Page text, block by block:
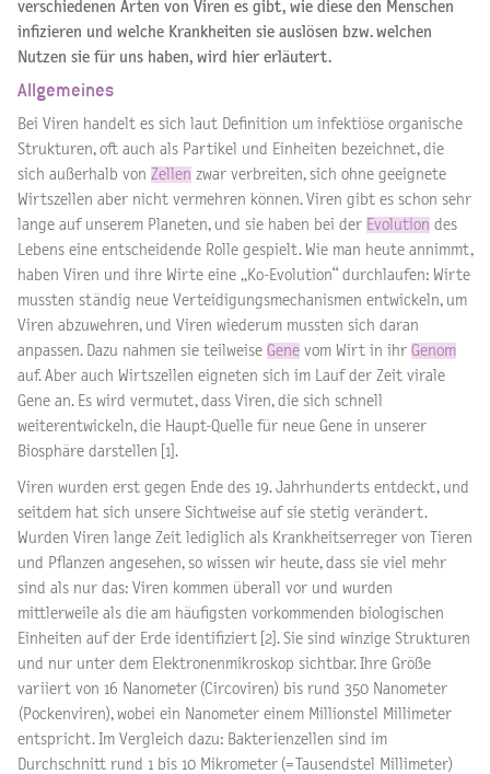
verschiedenen Arten von Viren es gibt, wie diese den Menschen
infizieren und welche Krankheiten sie auslösen bzw. welchen
Nutzen sie für uns haben, wird hier erläutert.
Allgemeines
Bei Viren handelt es sich laut Definition um infektiöse organische
Strukturen, oft auch als Partikel und Einheiten bezeichnet, die
sich außerhalb von Zellen zwar verbreiten, sich ohne geeignete
Wirtszellen aber nicht vermehren können. Viren gibt es schon sehr
lange auf unserem Planeten, und sie haben bei der Evolution des
Lebens eine entscheidende Rolle gespielt. Wie man heute annimmt,
haben Viren und ihre Wirte eine „Ko-Evolution“ durchlaufen: Wirte
mussten ständig neue Verteidigungsmechanismen entwickeln, um
Viren abzuwehren, und Viren wiederum mussten sich daran
anpassen. Dazu nahmen sie teilweise Gene vom Wirt in ihr Genom
auf. Aber auch Wirtszellen eigneten sich im Lauf der Zeit virale
Gene an. Es wird vermutet, dass Viren, die sich schnell
weiterentwickeln, die Haupt-Quelle für neue Gene in unserer
Biosphäre darstellen [1].
Viren wurden erst gegen Ende des 19. Jahrhunderts entdeckt, und
seitdem hat sich unsere Sichtweise auf sie stetig verändert.
Wurden Viren lange Zeit lediglich als Krankheitserreger von Tieren
und Pflanzen angesehen, so wissen wir heute, dass sie viel mehr
sind als nur das: Viren kommen überall vor und wurden
mittlerweile als die am häufigsten vorkommenden biologischen
Einheiten auf der Erde identifiziert [2]. Sie sind winzige Strukturen
und nur unter dem Elektronenmikroskop sichtbar. Ihre Größe
variiert von 16 Nanometer (Circoviren) bis rund 350 Nanometer
(Pockenviren), wobei ein Nanometer einem Millionstel Millimeter
entspricht. Im Vergleich dazu: Bakterienzellen sind im
Durchschnitt rund 1 bis 10 Mikrometer (=Tausendstel Millimeter)